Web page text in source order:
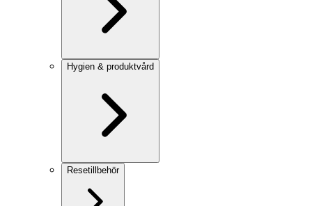
Hygien & produktvård
Resetillbehör